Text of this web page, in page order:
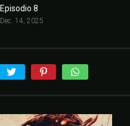
Episodio 8
Dec. 14, 2025